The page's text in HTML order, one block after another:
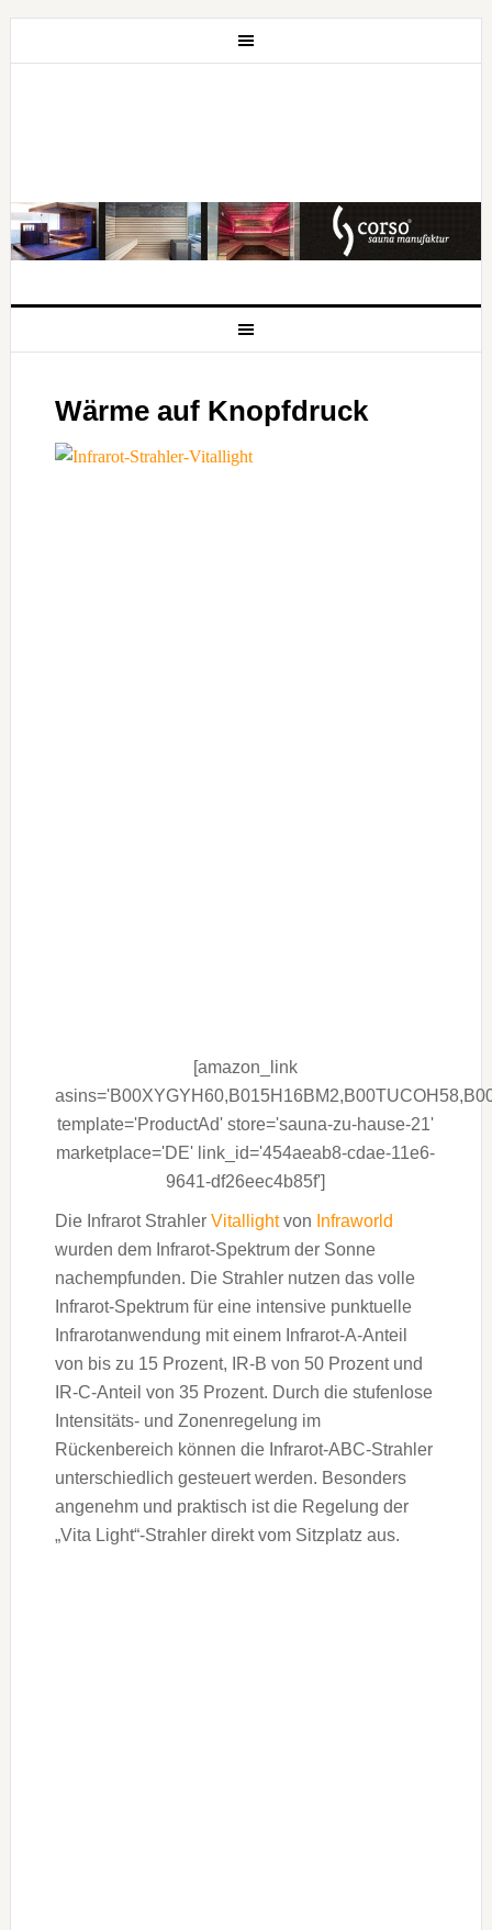
Wärme auf Knopfdruck
[amazon_link
template='ProductAd' store='sauna-zu-hause-21'
marketplace='DE' link_id='454aeab8-cdae-11e6-
9641-df26eec4b85f']
Die Infrarot Strahler Vitallightvon Infraworld
wurden dem Infrarot-Spektrum der Sonne
nachempfunden. Die Strahler nutzen das volle
Infrarot-Spektrum für eine intensive punktuelle
Infrarotanwendung mit einem Infrarot-A-Anteil
von bis zu 15 Prozent, IR-B von 50 Prozent und
IR-C-Anteil von 35 Prozent. Durch die stufenlose
Intensitäts- und Zonenregelung im
Rückenbereich können die Infrarot-ABC-Strahler
unterschiedlich gesteuert werden. Besonders
angenehm und praktisch ist die Regelung der
„Vita Light“-Strahler direkt vom Sitzplatz aus.